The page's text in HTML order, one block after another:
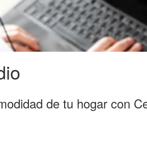
de tu hogar con